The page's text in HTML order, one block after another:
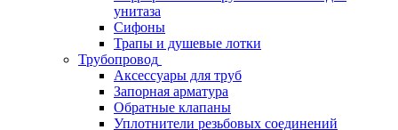
унитаза
Сифоны
Трапы и душевые лотки
Трубопровод
Аксессуары для труб
Запорная арматура
Обратные клапаны
Уплотнители резьбовых соединений